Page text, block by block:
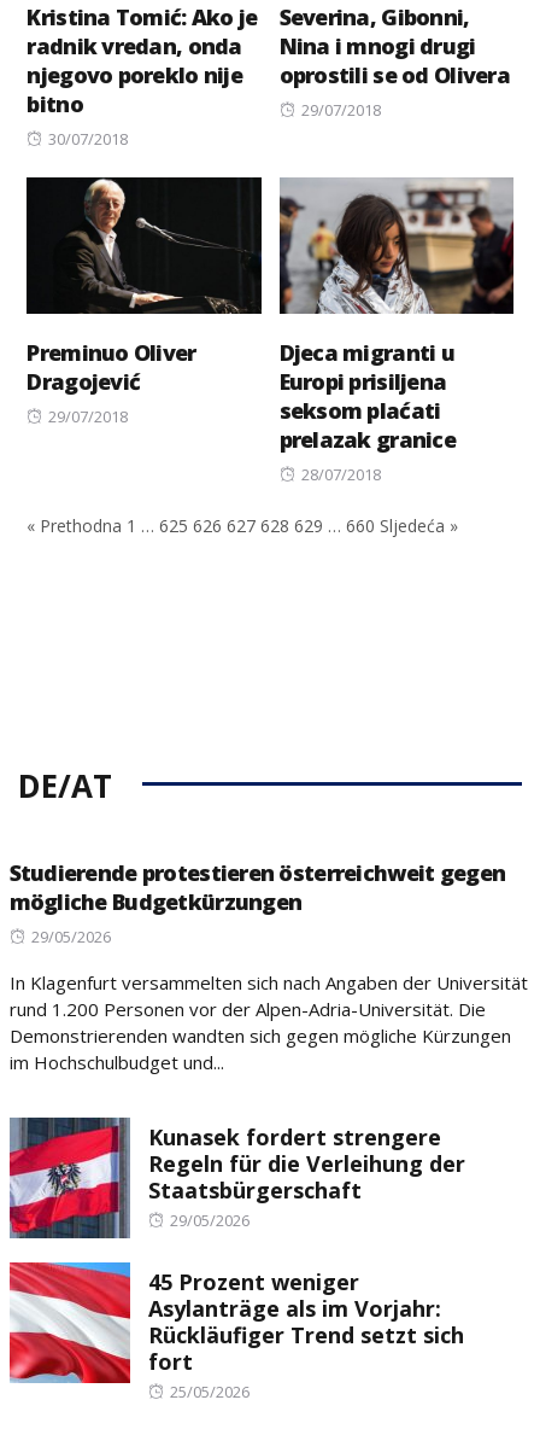
Kristina Tomić: Ako je
radnik vredan, onda
njegovo poreklo nije
bitno
Posted
30/07/2018
Severina, Gibonni,
Nina i mnogi drugi
oprostili se od Olivera
Posted
29/07/2018
Preminuo Oliver
Dragojević
Posted
29/07/2018
Djeca migranti u
Europi prisiljena
seksom plaćati
prelazak granice
Posted
28/07/2018
« Prethodna 1 … 625 626 627 628 629 … 660 Sljedeća »
DE/AT
Studierende protestieren österreichweit gegen
mögliche Budgetkürzungen
Posted
29/05/2026
In Klagenfurt versammelten sich nach Angaben der Universität
rund 1.200 Personen vor der Alpen-Adria-Universität. Die
Demonstrierenden wandten sich gegen mögliche Kürzungen
im Hochschulbudget und...
Kunasek fordert strengere
Regeln für die Verleihung der
Staatsbürgerschaft
Posted
29/05/2026
45 Prozent weniger
Asylanträge als im Vorjahr:
Rückläufiger Trend setzt sich
fort
Posted
25/05/2026